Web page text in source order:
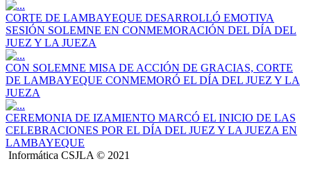
CORTE DE LAMBAYEQUE DESARROLLÓ EMOTIVA
SESIÓN SOLEMNE EN CONMEMORACIÓN DEL DÍA DEL
JUEZ Y LA JUEZA
CON SOLEMNE MISA DE ACCIÓN DE GRACIAS, CORTE
DE LAMBAYEQUE CONMEMORÓ EL DÍA DEL JUEZ Y LA
JUEZA
CEREMONIA DE IZAMIENTO MARCÓ EL INICIO DE LAS
CELEBRACIONES POR EL DÍA DEL JUEZ Y LA JUEZA EN
LAMBAYEQUE
Informática CSJLA © 2021